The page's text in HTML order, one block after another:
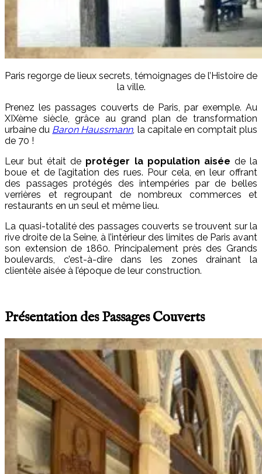
Paris regorge de lieux secrets, témoignages de l’Histoire de
la ville.
Prenez les passages couverts de Paris, par exemple. Au
XIXème siècle, grâce au grand plan de transformation
urbaine du Baron Haussmann, la capitale en comptait plus
de 70 !
Leur but était de protéger la population aisée de la
boue et de l’agitation des rues. Pour cela, en leur offrant
des passages protégés des intempéries par de belles
verrières et regroupant de nombreux commerces et
restaurants en un seul et même lieu.
La quasi-totalité des passages couverts se trouvent sur la
rive droite de la Seine, à l’intérieur des limites de Paris avant
son extension de 1860. Principalement près des Grands
boulevards, c’est-à-dire dans les zones drainant la
clientèle aisée à l’époque de leur construction.
Présentation des Passages Couverts